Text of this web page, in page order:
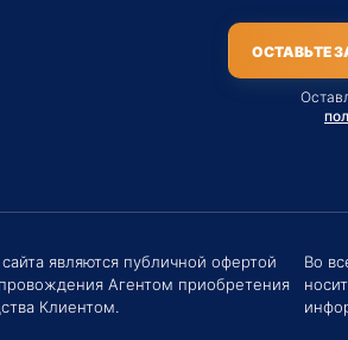
ОСТАВЬТЕ
являются публичной офертой
Агентом приобретения
Клиентом.
Во
Евгений Хоменко
Здравствуйте! Если у вас есть
задать их мне в чат!